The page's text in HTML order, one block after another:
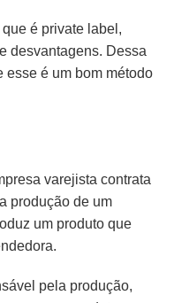
é private label,
desvantagens. Dessa
esse é um bom método
varejista contrata
produção de um
um produto que
pela produção,